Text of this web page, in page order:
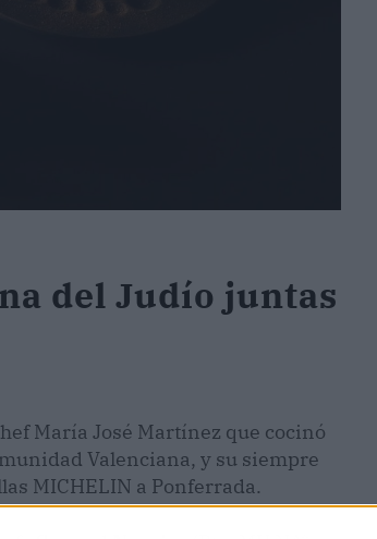
del Judío juntas
María José Martínez que cocinó
Valenciana, y su siempre
MICHELIN a Ponferrada.